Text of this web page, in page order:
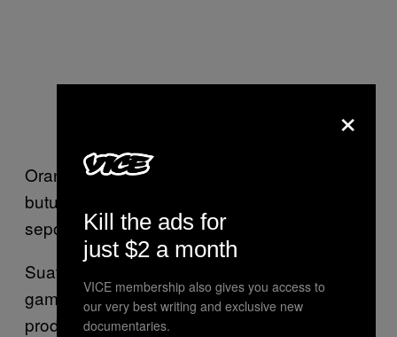
Orang susah memahami bahwa kadang
butuh 3 jam untuk sekadar menaruh
sepotong pisang dalam sebuah piring.
Suatu hari, dalam sebuah pengambilan
gambar untuk iklan TV, sang manajer
produksi (gampangnya orang yang menjaga
×
Kill the ads for
just $2 a month
VICE membership also gives you access to
our very best writing and exclusive new
documentaries.